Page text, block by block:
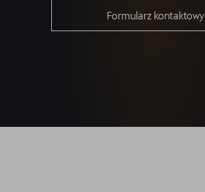
Formularz kontaktowy